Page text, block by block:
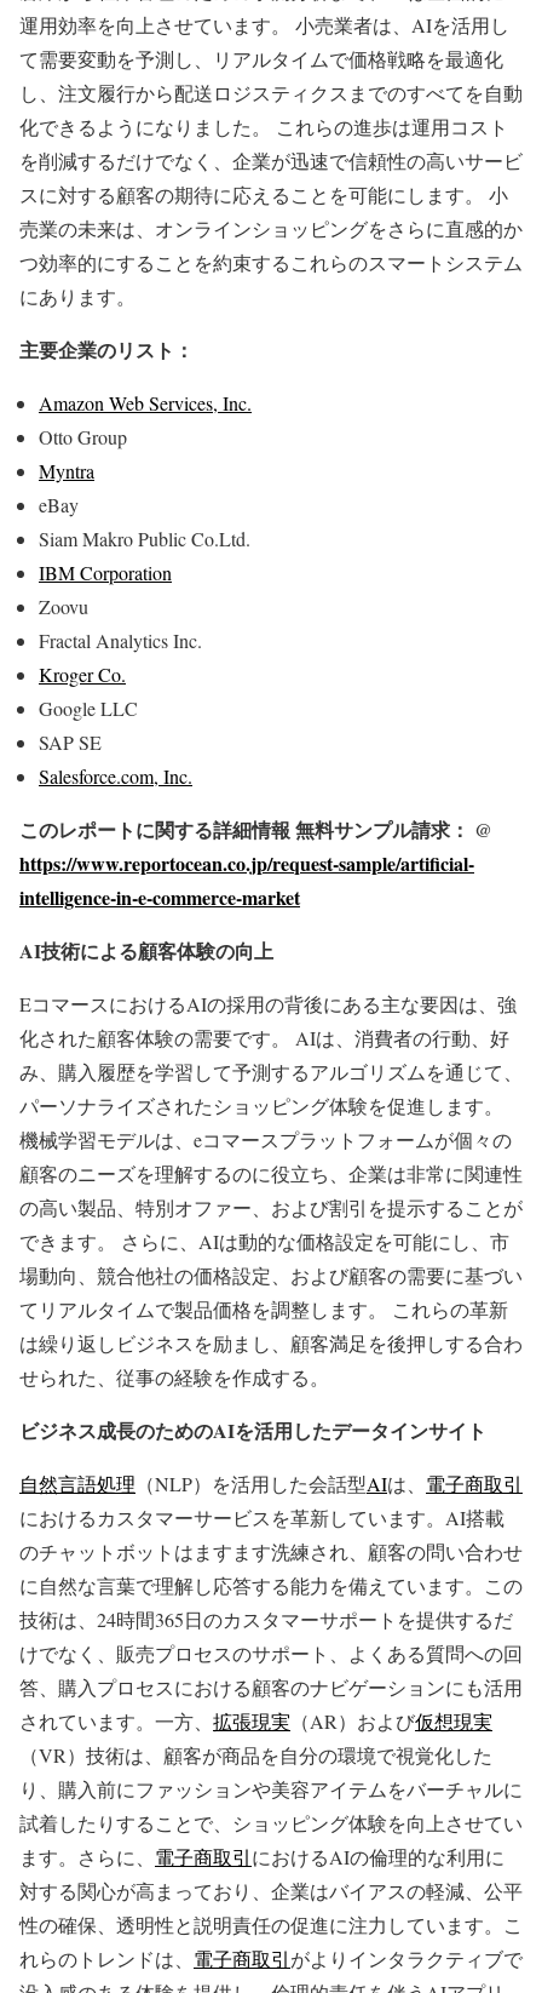
運用効率を向上させています。 小売業者は、AIを活用し
て需要変動を予測し、リアルタイムで価格戦略を最適化
し、注文履行から配送ロジスティクスまでのすべてを自動
化できるようになりました。 これらの進歩は運用コスト
を削減するだけでなく、企業が迅速で信頼性の高いサービ
スに対する顧客の期待に応えることを可能にします。 小
売業の未来は、オンラインショッピングをさらに直感的か
つ効率的にすることを約束するこれらのスマートシステム
にあります。
主要企業のリスト：
Amazon Web Services, Inc.
Otto Group
Myntra
eBay
Siam Makro Public Co.Ltd.
IBM Corporation
Zoovu
Fractal Analytics Inc.
Kroger Co.
Google LLC
SAP SE
Salesforce.com, Inc.
このレポートに関する詳細情報 無料サンプル請求： @
https://www.reportocean.co.jp/request-sample/artificial-
intelligence-in-e-commerce-market
AI技術による顧客体験の向上
EコマースにおけるAIの採用の背後にある主な要因は、強
化された顧客体験の需要です。 AIは、消費者の行動、好
み、購入履歴を学習して予測するアルゴリズムを通じて、
パーソナライズされたショッピング体験を促進します。
機械学習モデルは、eコマースプラットフォームが個々の
顧客のニーズを理解するのに役立ち、企業は非常に関連性
の高い製品、特別オファー、および割引を提示することが
できます。 さらに、AIは動的な価格設定を可能にし、市
場動向、競合他社の価格設定、および顧客の需要に基づい
てリアルタイムで製品価格を調整します。 これらの革新
は繰り返しビジネスを励まし、顧客満足を後押しする合わ
せられた、従事の経験を作成する。
ビジネス成長のためのAIを活用したデータインサイト
自然言語処理 （NLP）を活用した会話型AIは、 電子商取引
におけるカスタマーサービスを革新しています。AI搭載
のチャットボットはますます洗練され、顧客の問い合わせ
に自然な言葉で理解し応答する能力を備えています。この
技術は、24時間365日のカスタマーサポートを提供するだ
けでなく、販売プロセスのサポート、よくある質問への回
答、購入プロセスにおける顧客のナビゲーションにも活用
されています。一方、 拡張現実 （AR）および仮想現実
（VR）技術は、顧客が商品を自分の環境で視覚化した
り、購入前にファッションや美容アイテムをバーチャルに
試着したりすることで、ショッピング体験を向上させてい
ます。さらに、 電子商取引におけるAIの倫理的な利用に
対する関心が高まっており、企業はバイアスの軽減、公平
性の確保、透明性と説明責任の促進に注力しています。こ
れらのトレンドは、 電子商取引がよりインタラクティブで